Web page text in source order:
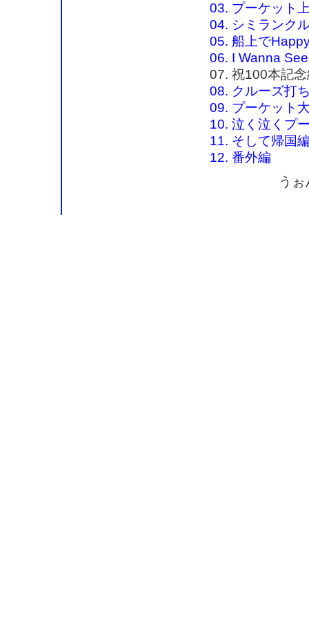
03. プーケット
04. シミランク
05. 船上で
06. I Wanna
07. 祝100本記念
08. クルーズ打
09. プーケット
10. 泣く泣くプ
11. そして帰国
12. 番外編
う